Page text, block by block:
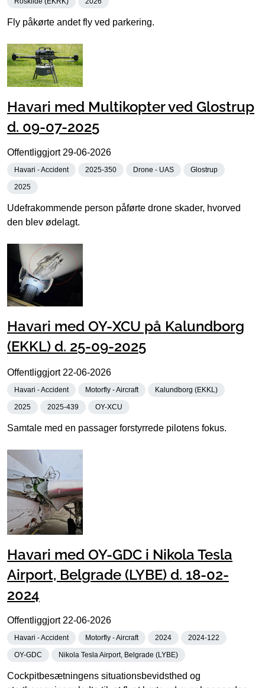
Fly påkørte andet fly ved parkering.
Havari med Multikopter ved Glostrup
d. 09-07-2025
Offentliggjort 29-06-2026
Havari - Accident 2025-350 Drone - UAS Glostrup
2025
Udefrakommende person påførte drone skader, hvorved
den blev ødelagt.
Havari med OY-XCU på Kalundborg
(EKKL) d. 25-09-2025
Offentliggjort 22-06-2026
Havari - Accident Motorfly - Aircraft Kalundborg (EKKL)
2025 2025-439 OY-XCU
Samtale med en passager forstyrrede pilotens fokus.
Havari med OY-GDC i Nikola Tesla
Airport, Belgrade (LYBE) d. 18-02-
2024
Offentliggjort 22-06-2026
Havari - Accident Motorfly - Aircraft 2024 2024-122
OY-GDC Nikola Tesla Airport, Belgrade (LYBE)
Cockpitbesætningens situationsbevidsthed og